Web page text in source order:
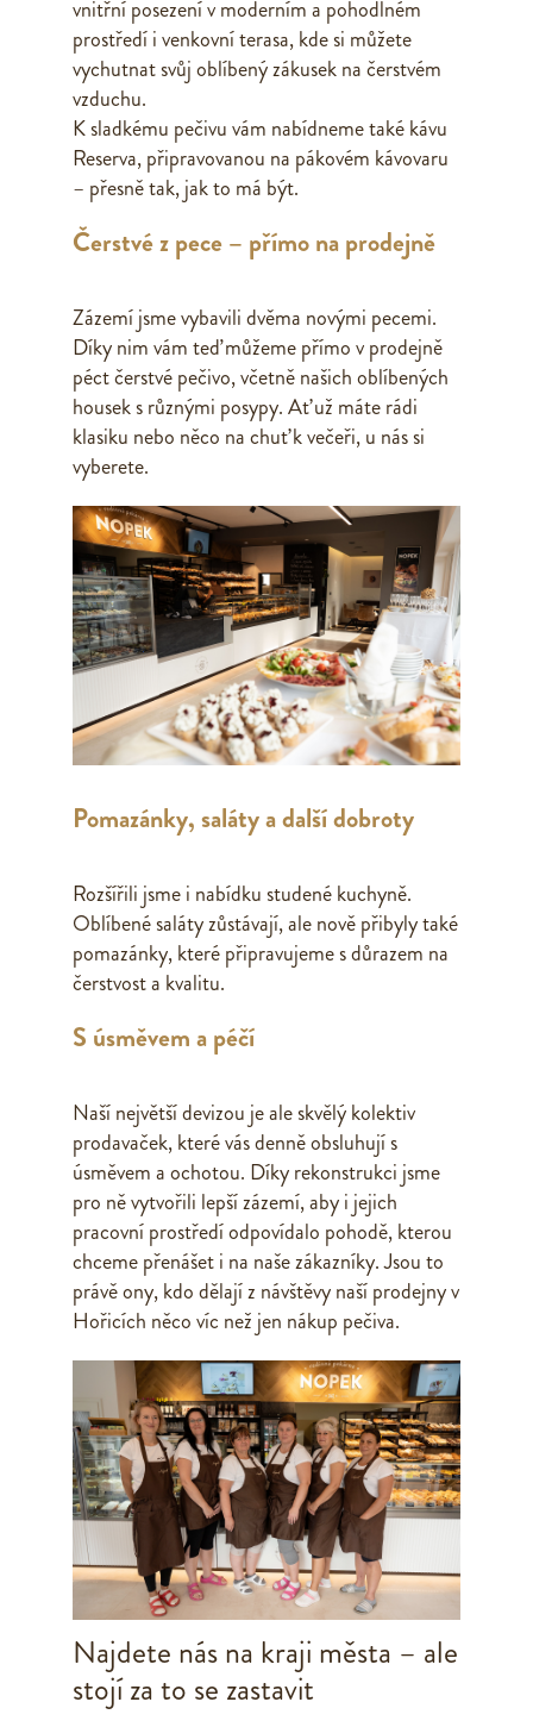
vnitřní posezení v moderním a pohodlném
prostředí i venkovní terasa, kde si můžete
vychutnat svůj oblíbený zákusek na čerstvém
vzduchu.
K sladkému pečivu vám nabídneme také kávu
Reserva, připravovanou na pákovém kávovaru
– přesně tak, jak to má být.
Čerstvé z pece – přímo na prodejně
Zázemí jsme vybavili dvěma novými pecemi.
Díky nim vám teď můžeme přímo v prodejně
péct čerstvé pečivo, včetně našich oblíbených
housek s různými posypy. Ať už máte rádi
klasiku nebo něco na chuť k večeři, u nás si
vyberete.
Pomazánky, saláty a další dobroty
Rozšířili jsme i nabídku studené kuchyně.
Oblíbené saláty zůstávají, ale nově přibyly také
pomazánky, které připravujeme s důrazem na
čerstvost a kvalitu.
S úsměvem a péčí
Naší největší devizou je ale skvělý kolektiv
prodavaček, které vás denně obsluhují s
úsměvem a ochotou. Díky rekonstrukci jsme
pro ně vytvořili lepší zázemí, aby i jejich
pracovní prostředí odpovídalo pohodě, kterou
chceme přenášet i na naše zákazníky. Jsou to
právě ony, kdo dělají z návštěvy naší prodejny v
Hořicích něco víc než jen nákup pečiva.
Najdete nás na kraji města – ale
stojí za to se zastavit